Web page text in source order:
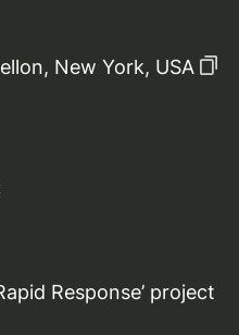
New York, USA
Response’ project